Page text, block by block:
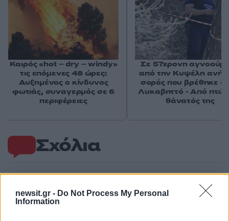
newsit.gr - Do Not Process My Personal
Information
Σχόλια
Σχολίασε εδώ
Καιρός «hot – dry – windy»
τις επόμενες 48 ώρες:
Αυξημένος ο κίνδυνος
φωτιάς, συναγερμός σε 6
περιφέρειες
Σε 57χρονη
από την Κυψέλη
σορός που βρέθηκε
Λυκαβηττό - Από
θάνατός της